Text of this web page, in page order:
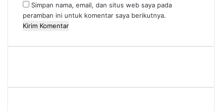
Simpan nama, email, dan situs web saya pada
peramban ini untuk komentar saya berikutnya.